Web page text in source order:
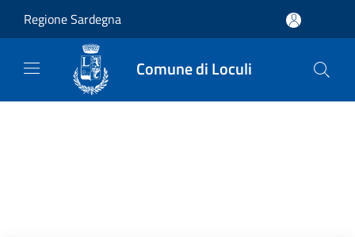
Regione Sardegna
Comune di Loculi